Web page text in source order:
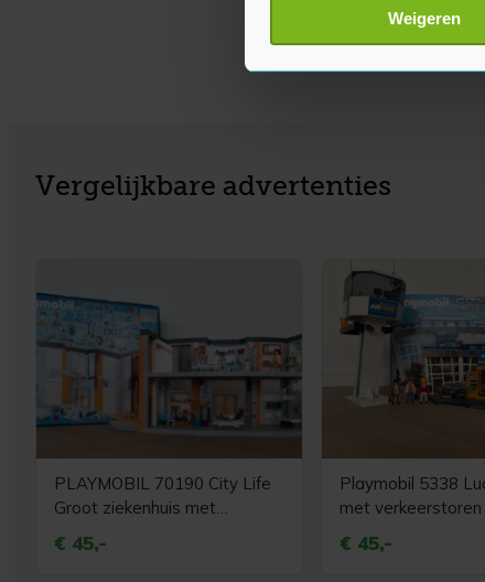
Lees meer over hoe uw
toestemming op elk
Weigeren
Vergelijkbare advertenties
PLAYMOBIL 70190 City Life
Groot ziekenhuis met
inrichting
€ 45,-
Playmobil 5338
met verkeerstoren
€ 45,-